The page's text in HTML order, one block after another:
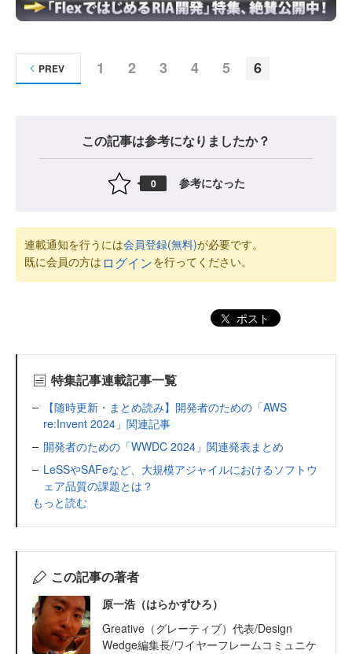
1 2 3 4 5 6
PREV
この記事は参考になりましたか？
0 参考になった
連載通知を行うには会員登録(無料)が必要です。
既に会員の方は ログインを行ってください。
ポスト
特集記事連載記事一覧
【随時更新・まとめ読み】開発者のための「AWS
re:Invent 2024」関連記事
開発者のための「WWDC 2024」関連発表まとめ
LeSSやSAFeなど、大規模アジャイルにおけるソフトウ
ェア品質の課題とは？
もっと読む
この記事の著者
原一浩（はらかずひろ）
Greative（グレーティブ）代表/Design
Wedge編集長/ワイヤーフレームコミュニケ